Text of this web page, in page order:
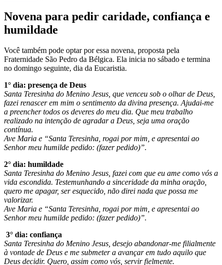
Novena para pedir caridade, confiança e
humildade
Você também pode optar por essa novena, proposta pela
Fraternidade São Pedro da Bélgica. Ela inicia no sábado e termina
no domingo seguinte, dia da Eucaristia.
1° dia: presença de Deus
Santa Teresinha do Menino Jesus, que venceu sob o olhar de Deus,
fazei renascer em mim o sentimento da divina presença. Ajudai-me
a preencher todos os deveres do meu dia. Que meu trabalho
realizado na intenção de agradar a Deus, seja uma oração
contínua.
Ave Maria e “Santa Teresinha, rogai por mim, e apresentai ao
Senhor meu humilde pedido: (fazer pedido)”.
2° dia: humildade
Santa Teresinha do Menino Jesus, fazei com que eu ame como vós a
vida escondida. Testemunhando a sinceridade da minha oração,
quero me apagar, ser esquecido, não direi nada que possa me
valorizar.
Ave Maria e “Santa Teresinha, rogai por mim, e apresentai ao
Senhor meu humilde pedido: (fazer pedido)”.
3° dia: confiança
Santa Teresinha do Menino Jesus, desejo abandonar-me filialmente
à vontade de Deus e me submeter a avançar em tudo aquilo que
Deus decidir. Quero, assim como vós, servir fielmente.